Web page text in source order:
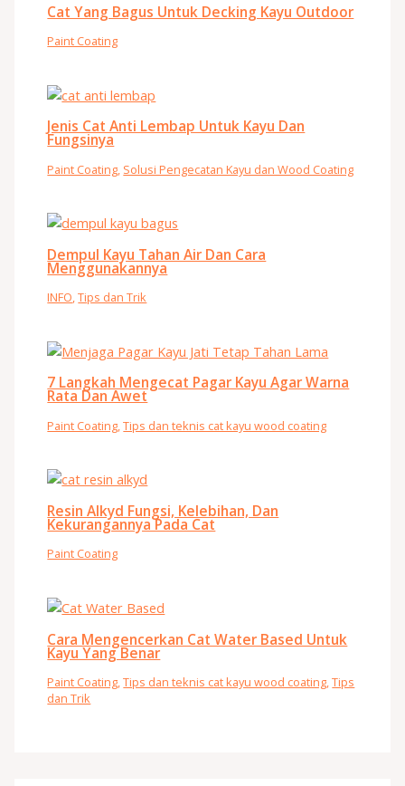
Cat Yang Bagus Untuk Decking Kayu Outdoor
Paint Coating
Jenis Cat Anti Lembap Untuk Kayu Dan
Fungsinya
Paint Coating, Solusi Pengecatan Kayu dan Wood Coating
Dempul Kayu Tahan Air Dan Cara
Menggunakannya
INFO,Tips dan Trik
7 Langkah Mengecat Pagar Kayu Agar Warna
Rata Dan Awet
Paint Coating,Tips dan teknis cat kayu wood coating
Resin Alkyd Fungsi, Kelebihan, Dan
Kekurangannya Pada Cat
Paint Coating
Cara Mengencerkan Cat Water Based Untuk
Kayu Yang Benar
Paint Coating,Tips dan teknis cat kayu wood coating,Tips
dan Trik